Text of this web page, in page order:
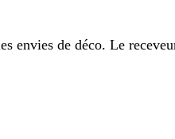
envies de déco. Le